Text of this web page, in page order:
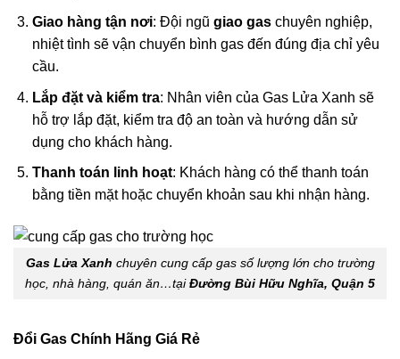
Giao hàng tận nơi: Đội ngũ giao gaschuyên nghiệp,
nhiệt tình sẽ vận chuyển bình gas đến đúng địa chỉ yêu
cầu.
Lắp đặt và kiểm tra: Nhân viên của Gas Lửa Xanh sẽ
hỗ trợ lắp đặt, kiểm tra độ an toàn và hướng dẫn sử
dụng cho khách hàng.
Thanh toán linh hoạt: Khách hàng có thể thanh toán
bằng tiền mặt hoặc chuyển khoản sau khi nhận hàng.
Gas Lửa Xanh chuyên cung cấp gas số lượng lớn cho trường
học, nhà hàng, quán ăn…tạiĐường Bùi Hữu Nghĩa, Quận 5
Đổi Gas Chính Hãng Giá Rẻ